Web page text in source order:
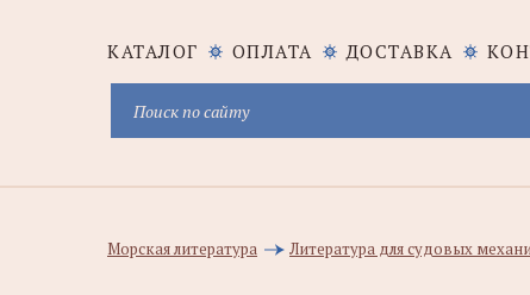
КАТАЛОГ ОПЛАТА ДОСТАВКА
Морская литература Литература для судовых